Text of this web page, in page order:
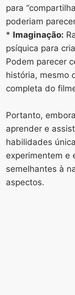
para
poderiam
* Imaginação:
psíquica para
Podem parecer
história, mesmo
completa do
Portanto,
aprender e
habilidades
experimentem e
semelhantes à
aspectos.